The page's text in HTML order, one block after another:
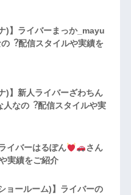
)】ライバーまっか_mayu
︖配信スタイルや実績を
)】新人ライバーざわちん
人なの︖配信スタイルや実
イバーはるぽん
さん
実績をご紹介
ョールーム)】ライバーの